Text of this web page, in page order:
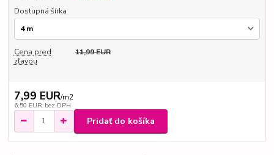
Dostupná šírka
Cena pred
zľavou
11,99 EUR
7,99 EUR/m2
6,50 EUR bez DPH
Pridať do košíka